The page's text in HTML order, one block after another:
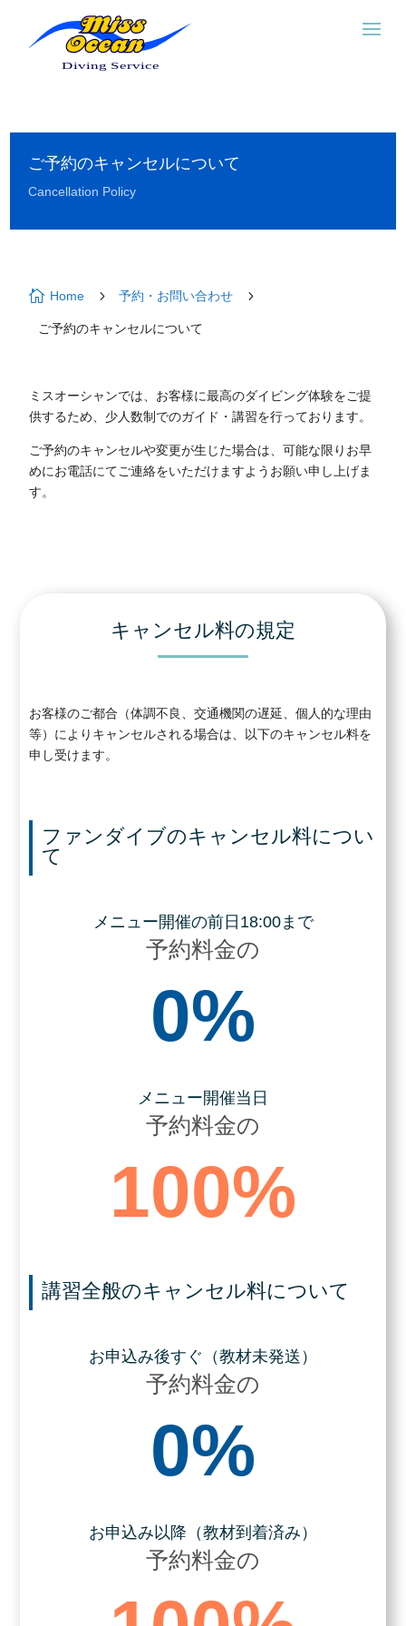
ご予約のキャンセルについて
Cancellation Policy
 Home 5 予約・お問い合わせ 5
ご予約のキャンセルについて
ミスオーシャンでは、お客様に最高のダイビング体験をご提
供するため、少人数制でのガイド・講習を行っております。
ご予約のキャンセルや変更が生じた場合は、可能な限りお早
めにお電話にてご連絡をいただけますようお願い申し上げま
す。
キャンセル料の規定
お客様のご都合（体調不良、交通機関の遅延、個人的な理由
等）によりキャンセルされる場合は、以下のキャンセル料を
申し受けます。
ファンダイブのキャンセル料につい
て
メニュー開催の前日18:00まで
予約料金の
0%
メニュー開催当日
予約料金の
100%
講習全般のキャンセル料について
お申込み後すぐ（教材未発送）
予約料金の
0%
お申込み以降（教材到着済み）
予約料金の